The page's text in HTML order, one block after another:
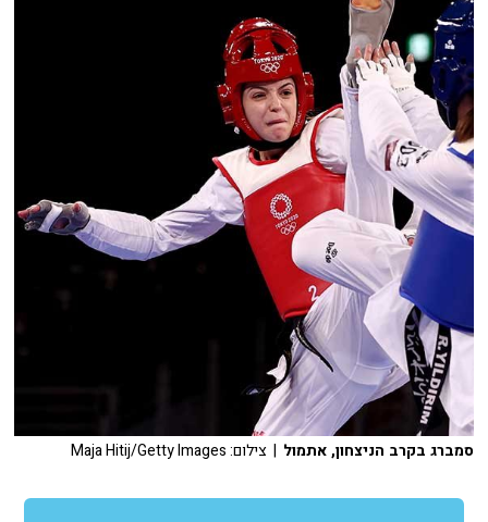
סמברג בקרב הניצחון, אתמול | צילום: Maja Hitij/Getty Images